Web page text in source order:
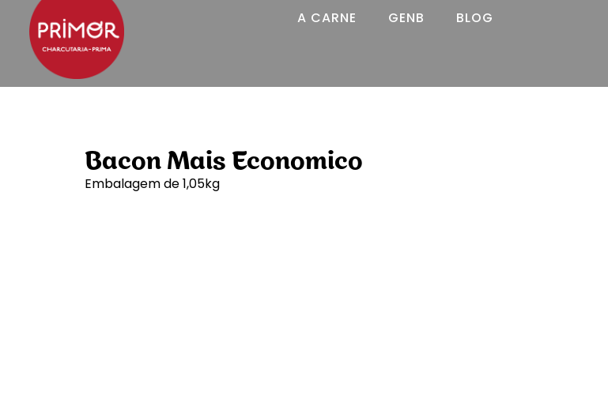
A CARNE GENB BLOG
Bacon Mais Economico
Embalagem de 1,05kg